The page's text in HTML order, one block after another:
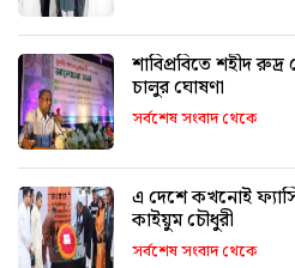
শাবিপ্রবিতে শহীদ
চালুর ঘোষণা
সর্বশেষ সংবাদ থেকে
এ দেশে কখনোই
কাইয়ুম চৌধুরী
সর্বশেষ সংবাদ থেকে